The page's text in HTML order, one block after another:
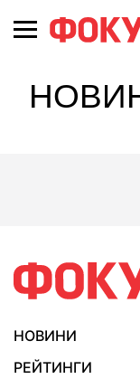
НОВИНИ
РЕЙТИНГИ